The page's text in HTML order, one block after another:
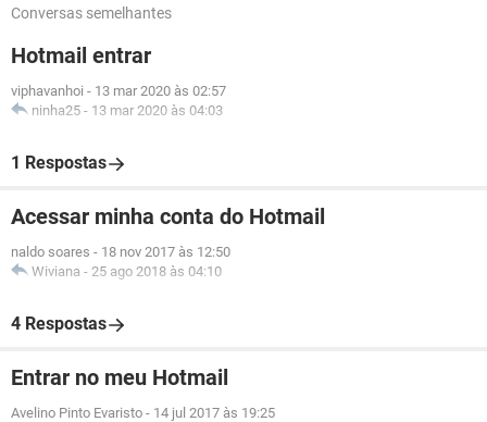
Conversas semelhantes
Hotmail entrar
viphavanhoi - 13 mar 2020 às 02:57
ninha25 - 13 mar 2020 às 04:03
1 Respostas
Acessar minha conta do Hotmail
naldo soares - 18 nov 2017 às 12:50
Wiviana - 25 ago 2018 às 04:10
4 Respostas
Entrar no meu Hotmail
Avelino Pinto Evaristo - 14 jul 2017 às 19:25